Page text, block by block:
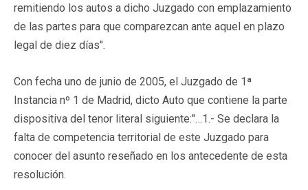
remitiendo los autos a dicho Juzgado con emplazamiento
de las partes para que comparezcan ante aquel en plazo
legal de diez días".
Con fecha uno de junio de 2005, el Juzgado de 1ª
Instancia nº 1 de Madrid, dicto Auto que contiene la parte
dispositiva del tenor literal siguiente:"…1.- Se declara la
falta de competencia territorial de este Juzgado para
conocer del asunto reseñado en los antecedente de esta
resolución.